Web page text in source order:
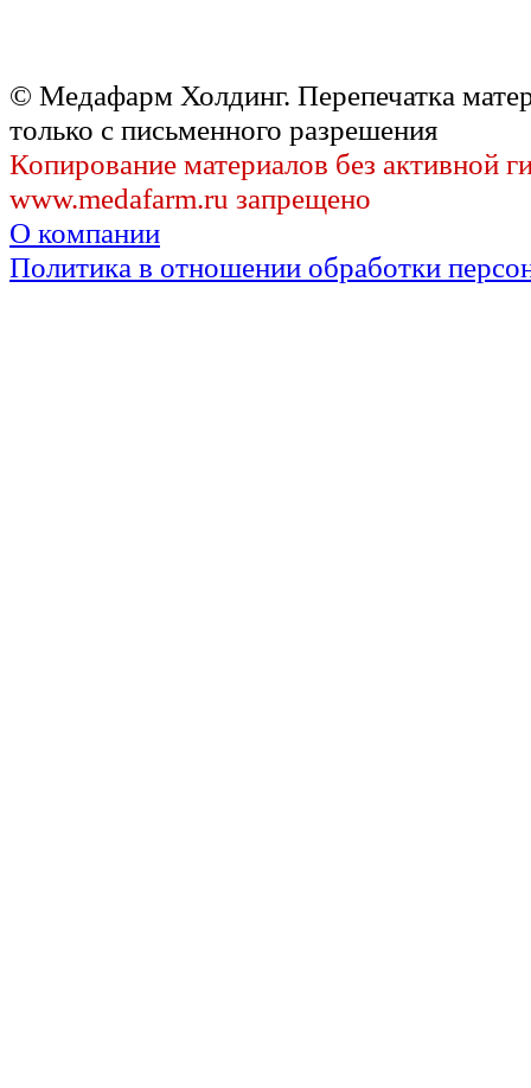
© Медафарм Холдинг. Перепечатка
только с письменного разрешения
Копирование материалов без активной
www.medafarm.ru запрещено
О компании
Политика в отношении обработки